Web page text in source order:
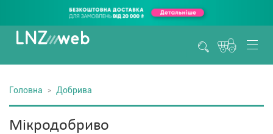
Головна Добрива
Мікродобриво